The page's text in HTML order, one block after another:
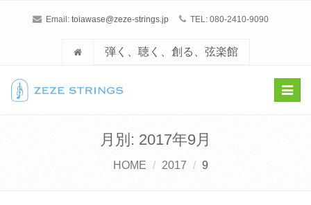
Email: toiawase@zeze-strings.jp TEL: 080-2410-9090
弾く、聴く、創る、弦楽館
月別: 2017年9月
HOME 2017 9